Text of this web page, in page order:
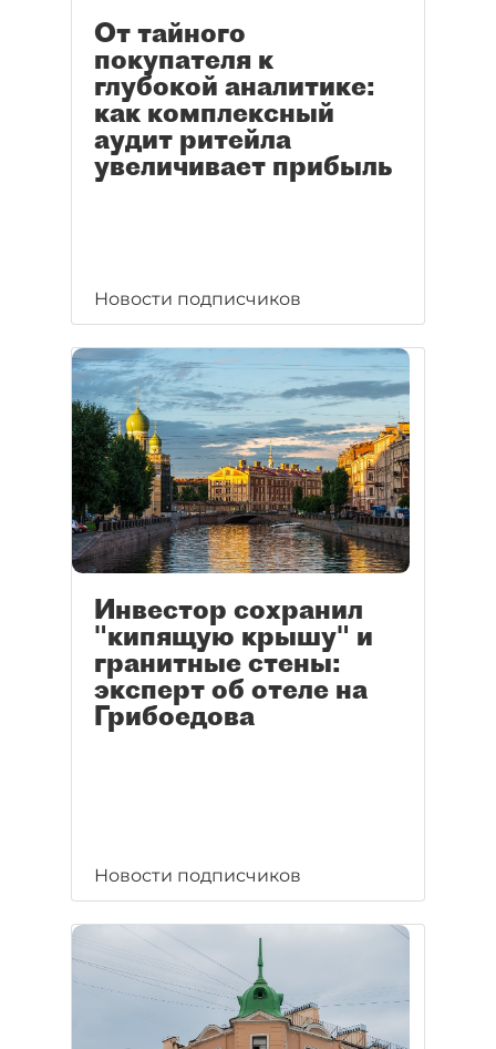
От тайного
покупателя к
глубокой аналитике:
как комплексный
аудит ритейла
увеличивает прибыль
Новости подписчиков
Инвестор сохранил
"кипящую крышу" и
гранитные стены:
эксперт об отеле на
Грибоедова
Новости подписчиков